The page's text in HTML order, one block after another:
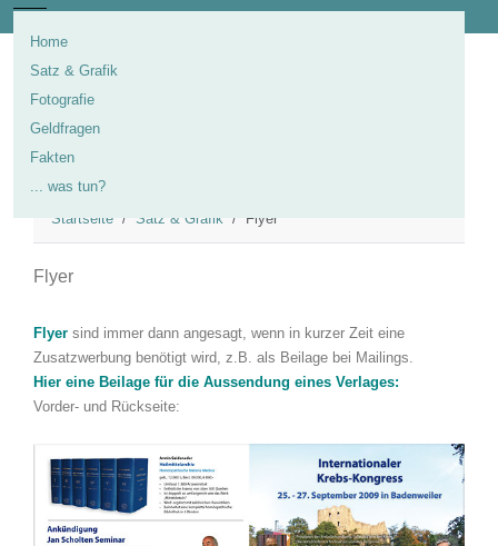
Mobile Menu Toggle
Home
Satz & Grafik
Fotografie
Geldfragen
Fakten
... was tun?
Startseite
Satz & Grafik Flyer
Flyer
Flyer sind immer dann angesagt, wenn in kurzer Zeit eine
Zusatzwerbung benötigt wird, z.B. als Beilage bei Mailings.
Hier eine Beilage für die Aussendung eines Verlages:
Vorder- und Rückseite: